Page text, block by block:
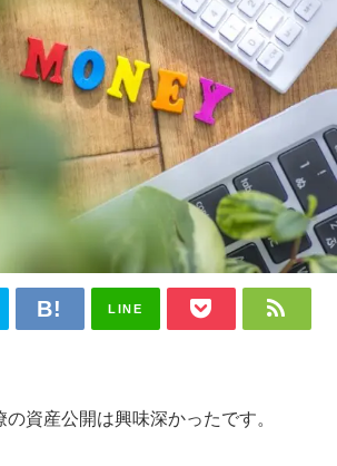
LINE
資産公開は興味深かったです。